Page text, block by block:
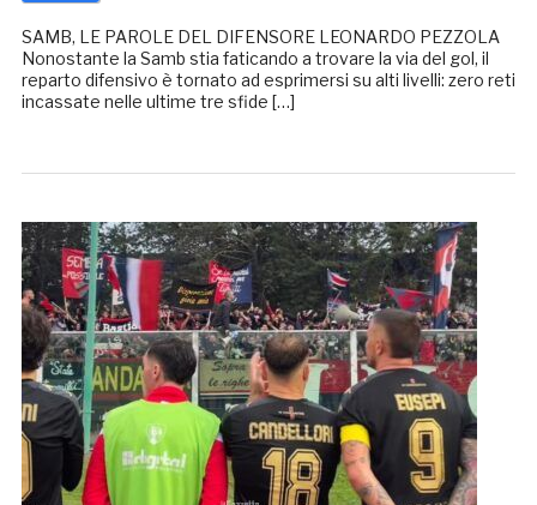
SAMB, LE PAROLE DEL DIFENSORE LEONARDO PEZZOLA
Nonostante la Samb stia faticando a trovare la via del gol, il
reparto difensivo è tornato ad esprimersi su alti livelli: zero reti
incassate nelle ultime tre sfide […]